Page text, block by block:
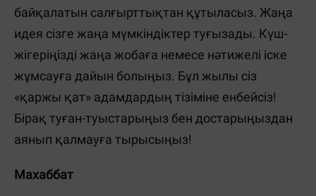
байқалатын салғырттықтан құтыласыз. Жаңа
идея сізге жаңа мүмкіндіктер туғызады. Күш-
жігеріңізді жаңа жобаға немесе нәтижелі іске
жұмсауға дайын болыңыз. Бұл жылы сіз
«қаржы қат» адамдардың тізіміне енбейсіз!
Бірақ туған-туыстарыңыз бен достарыңыздан
аянып қалмауға тырысыңыз!
Махаббат